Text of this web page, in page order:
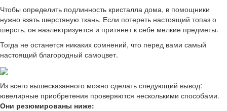
Чтобы определить подлинность кристалла дома, в помощники
нужно взять шерстяную ткань. Если потереть настоящий топаз о
шерсть, он наэлектризуется и притянет к себе мелкие предметы.
Тогда не останется никаких сомнений, что перед вами самый
настоящий благородный самоцвет.
Из всего вышесказанного можно сделать следующий вывод:
ювелирные приобретения проверяются несколькими способами.
Они резюмированы ниже: